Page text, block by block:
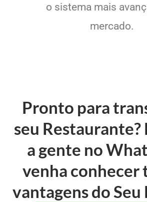
o sistema mais
mercado.
Pronto para
seu Restaurante?
a gente no
venha conhecer
vantagens do